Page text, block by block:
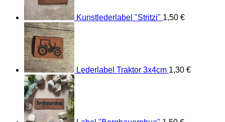
Kunstlederlabel "Stritzi" 1,50 €
Lederlabel Traktor 3x4cm 1,30 €